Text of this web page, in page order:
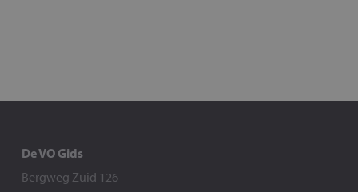
De VO Gids
Bergweg Zuid 126